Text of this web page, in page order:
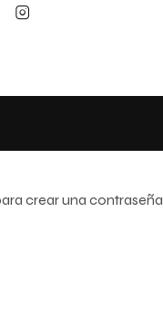
crear una contraseña